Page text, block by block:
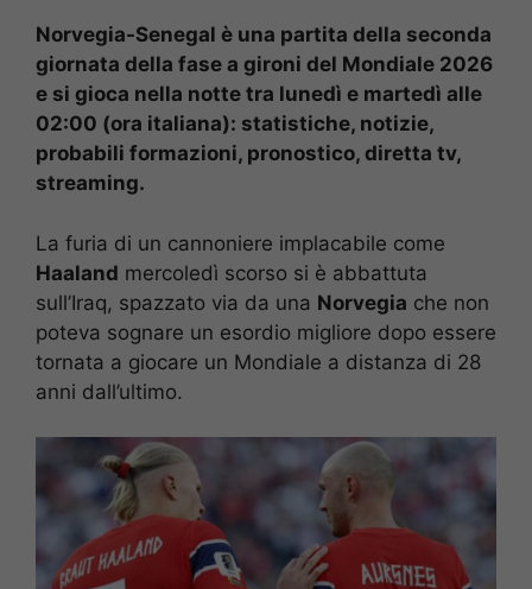
Norvegia-Senegal è una partita della seconda
giornata della fase a gironi del Mondiale 2026
e si gioca nella notte tra lunedì e martedì alle
02:00 (ora italiana): statistiche, notizie,
probabili formazioni, pronostico, diretta tv,
streaming.
La furia di un cannoniere implacabile come
Haaland mercoledì scorso si è abbattuta
sull’Iraq, spazzato via da una Norvegia che non
poteva sognare un esordio migliore dopo essere
tornata a giocare un Mondiale a distanza di 28
anni dall’ultimo.